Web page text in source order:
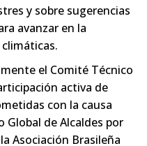
y sobre sugerencias
avanzar en la
el Comité Técnico
activa de
con la causa
Global de Alcaldes por
Asociación Brasileña